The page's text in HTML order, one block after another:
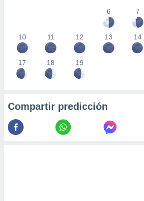
6
7
10 11 12 13 14
17 18 19
Compartir predicción